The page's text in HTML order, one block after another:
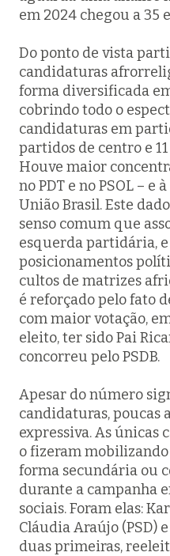
em 2024 chegou a 35
Do ponto de vista
candidaturas
forma diversificada
cobrindo todo o
candidaturas em
partidos de centro e
Houve maior
no PDT e no PSOL – e
União Brasil. Este
senso comum que
esquerda partidária,
posicionamentos
cultos de matrizes
é reforçado pelo fato
com maior votação,
eleito, ter sido Pai
concorreu pelo PSDB.
Apesar do número
candidaturas, poucas
expressiva. As únicas
o fizeram
forma secundária ou
durante a campanha
sociais. Foram elas:
Cláudia Araújo (PSD)
duas primeiras,